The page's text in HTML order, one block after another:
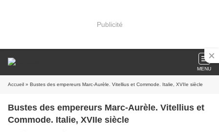
Publicité
MENU
Accueil » Bustes des empereurs Marc-Aurèle. Vitellius et Commode. Italie, XVIIe siècle
Bustes des empereurs Marc-Aurèle. Vitellius et
Commode. Italie, XVIIe siècle